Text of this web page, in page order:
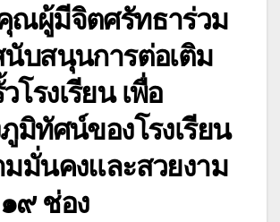
ณผู้มีจิตศรัทธาร่วม
บสนุนการต่อเติม
โรงเรียน เพื่อ
มิทัศน์ของโรงเรียน
มั่นคงและสวยงาม
๙ ช่อง